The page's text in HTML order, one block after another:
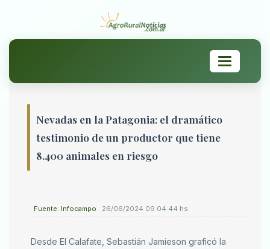
Toggle
navigation
Nevadas en la Patagonia: el dramático
testimonio de un productor que tiene
8.400 animales en riesgo
Fuente: Infocampo 26/06/2024 09:04:44 hs
Desde El Calafate, Sebastián Jamieson graficó la